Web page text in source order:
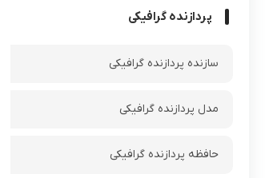
پردازنده گرافیکی
سازنده پردازنده گرافیکی
مدل پردازنده گرافیکی
حافظه پردازنده گرافیکی